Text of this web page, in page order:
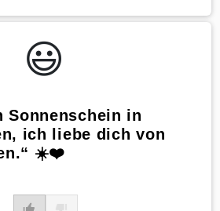
😃️
Sonnenschein in
ich liebe dich von
☀️❤️